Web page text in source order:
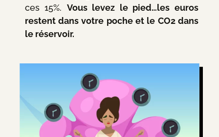
ces 15%. Vous levez le pied…les euros
restent dans votre poche et le CO2 dans
le réservoir.